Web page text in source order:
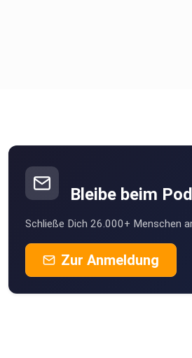
Bleibe beim
Schließe Dich 26.000+ Menschen
Zur Anmeldung